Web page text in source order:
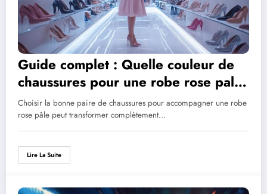
Guide complet : Quelle couleur de
chaussures pour une robe rose pale
? Des associations multicolores qui
fonctionnent
Choisir la bonne paire de chaussures pour accompagner une robe
rose pâle peut transformer complètement…
Lire La Suite